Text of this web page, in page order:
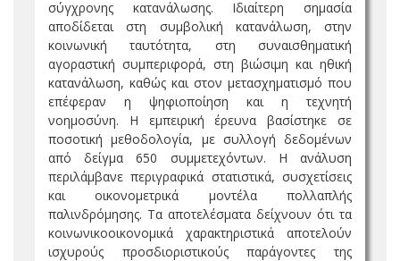
σύγχρονης κατανάλωσης. Ιδιαίτερη σημασία
αποδίδεται στη συμβολική κατανάλωση, στην
κοινωνική ταυτότητα, στη συναισθηματική
αγοραστική συμπεριφορά, στη βιώσιμη και ηθική
κατανάλωση, καθώς και στον μετασχηματισμό που
επέφεραν η ψηφιοποίηση και η τεχνητή
νοημοσύνη. Η εμπειρική έρευνα βασίστηκε σε
ποσοτική μεθοδολογία, με συλλογή δεδομένων
από δείγμα 650 συμμετεχόντων. Η ανάλυση
περιλάμβανε περιγραφικά στατιστικά, συσχετίσεις
και οικονομετρικά μοντέλα πολλαπλής
παλινδρόμησης. Τα αποτελέσματα δείχνουν ότι τα
κοινωνικοοικονομικά χαρακτηριστικά αποτελούν
ισχυρούς προσδιοριστικούς παράγοντες της